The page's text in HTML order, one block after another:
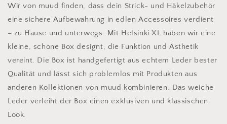
Wir von muud finden, dass dein Strick- und Häkelzubehör
eine sichere Aufbewahrung in edlen Accessoires verdient
– zu Hause und unterwegs. Mit Helsinki XL haben wir eine
kleine, schöne Box designt, die Funktion und Ästhetik
vereint. Die Box ist handgefertigt aus echtem Leder bester
Qualität und lässt sich problemlos mit Produkten aus
anderen Kollektionen von muud kombinieren. Das weiche
Leder verleiht der Box einen exklusiven und klassischen
Look.